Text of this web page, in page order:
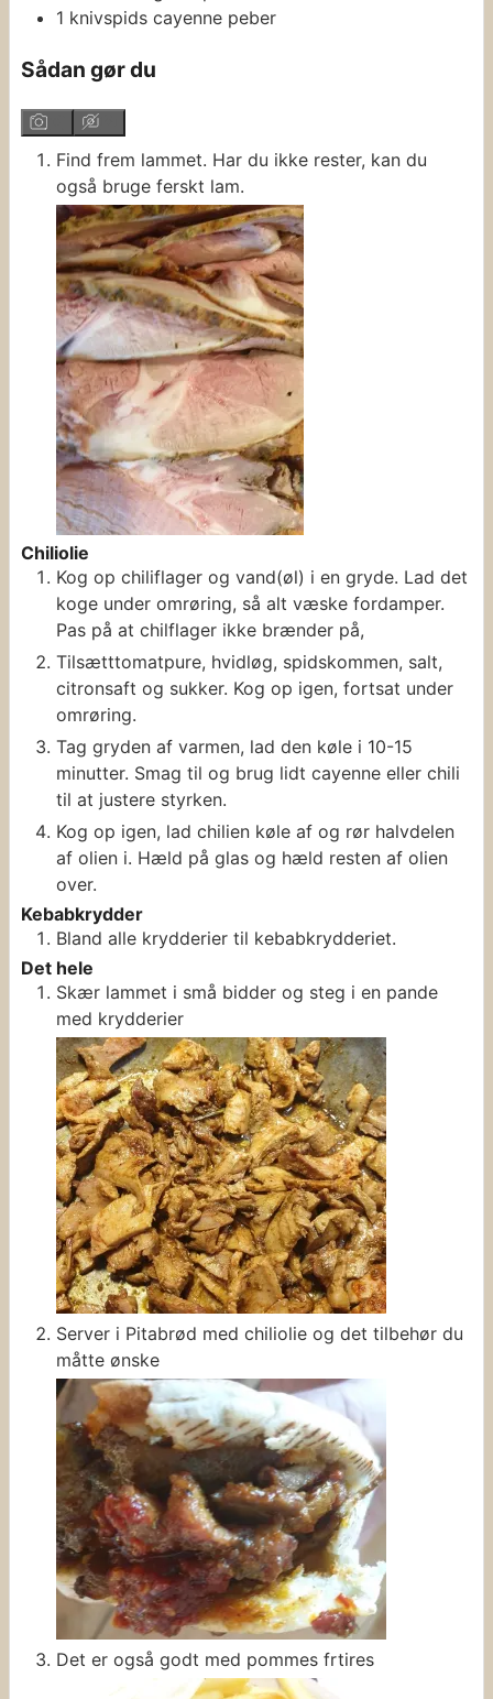
1 knivspids cayenne peber
Sådan gør du
Find frem lammet. Har du ikke rester, kan du
også bruge ferskt lam.
Chiliolie
Kog op chiliflager og vand(øl) i en gryde. Lad det
koge under omrøring, så alt væske fordamper.
Pas på at chilflager ikke brænder på,
Tilsætttomatpure, hvidløg, spidskommen, salt,
citronsaft og sukker. Kog op igen, fortsat under
omrøring.
Tag gryden af varmen, lad den køle i 10-15
minutter. Smag til og brug lidt cayenne eller chili
til at justere styrken.
Kog op igen, lad chilien køle af og rør halvdelen
af olien i. Hæld på glas og hæld resten af olien
over.
Kebabkrydder
Bland alle krydderier til kebabkrydderiet.
Det hele
Skær lammet i små bidder og steg i en pande
med krydderier
Server i Pitabrød med chiliolie og det tilbehør du
måtte ønske
Det er også godt med pommes frtires